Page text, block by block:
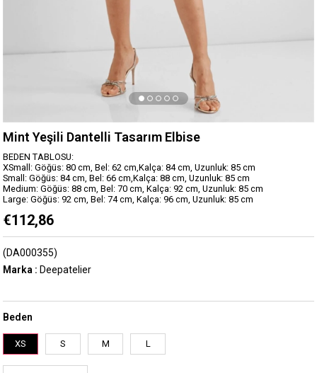
Mint Yeşili Dantelli Tasarım Elbise
BEDEN TABLOSU:
XSmall: Göğüs: 80 cm, Bel: 62 cm,Kalça: 84 cm, Uzunluk: 85 cm
Small: Göğüs: 84 cm, Bel: 66 cm,Kalça: 88 cm, Uzunluk: 85 cm
Medium: Göğüs: 88 cm, Bel: 70 cm, Kalça: 92 cm, Uzunluk: 85 cm
Large: Göğüs: 92 cm, Bel: 74 cm, Kalça: 96 cm, Uzunluk: 85 cm
€112,86
(DA000355)
Marka : Deepatelier
Beden
XS S M L